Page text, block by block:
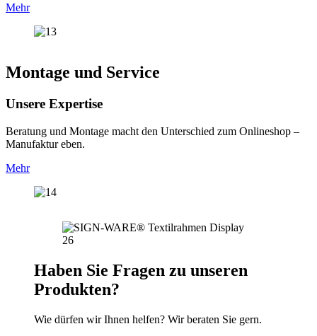
Mehr
Montage und Service
Unsere Expertise
Beratung und Montage macht den Unterschied zum Onlineshop –
Manufaktur eben.
Mehr
Haben Sie Fragen zu unseren
Produkten?
Wie dürfen wir Ihnen helfen? Wir beraten Sie gern.